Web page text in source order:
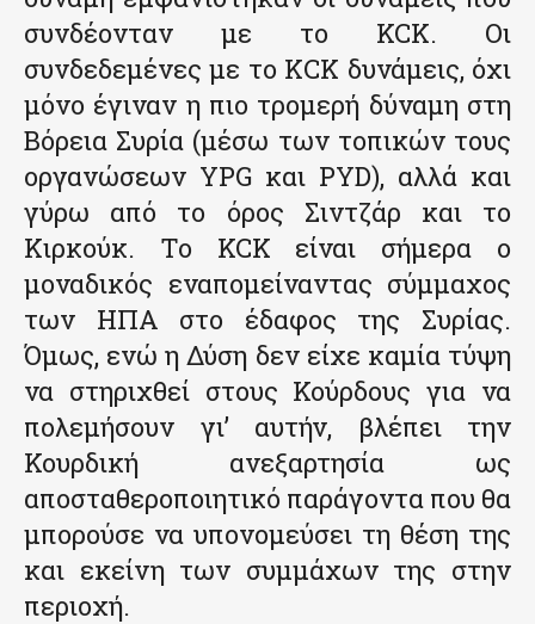
συνδέονταν με το KCK. Οι
συνδεδεμένες με το ΚCK δυνάμεις, όχι
μόνο έγιναν η πιο τρομερή δύναμη στη
Βόρεια Συρία (μέσω των τοπικών τους
οργανώσεων YPG και PYD), αλλά και
γύρω από το όρος Σιντζάρ και το
Κιρκούκ. Το KCK είναι σήμερα ο
μοναδικός εναπομείναντας σύμμαχος
των ΗΠΑ στο έδαφος της Συρίας.
Όμως, ενώ η Δύση δεν είχε καμία τύψη
να στηριχθεί στους Κούρδους για να
πολεμήσουν γι’ αυτήν, βλέπει την
Κουρδική ανεξαρτησία ως
αποσταθεροποιητικό παράγοντα που θα
μπορούσε να υπονομεύσει τη θέση της
και εκείνη των συμμάχων της στην
περιοχή.